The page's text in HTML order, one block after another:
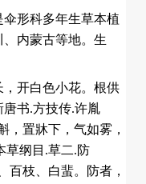
形科多年生草本植
内蒙古等地。生
开白色小花。根供
书.方技传.许胤
，置牀下，气如雾，
草纲目.草二.防
百枝、白蜚。防者，